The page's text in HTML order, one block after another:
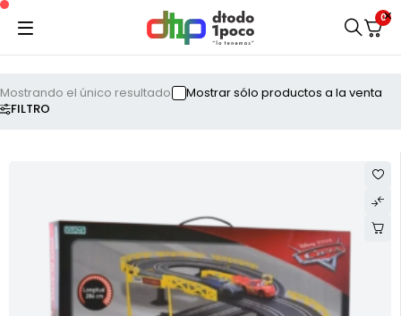
0
FILTRO
Mostrando el único resultado Mostrar sólo productos a la venta